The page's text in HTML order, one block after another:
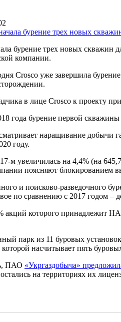
бурение трех новых скважин
компании.
Crosco уже завершила
в лице Crosco к проекту
года бурение первой
наращивание добычи
году.
м увеличилась на 4,4% (на
поясняют блокированием
и поисково-разведочного
по сравнению с 2017 годом –
акций которого принадлежит
парк из 11 буровых
насчитывает пять
ПАО «Укргаздобыча»
на территориях их